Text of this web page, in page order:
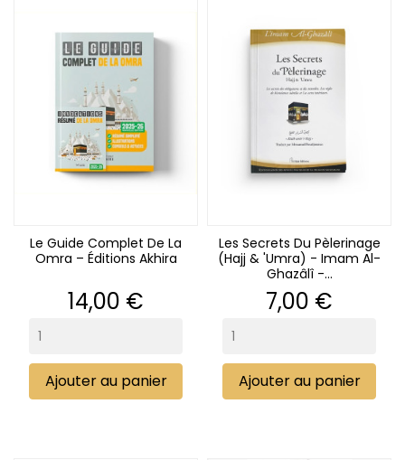
Le Guide Complet De La
Omra – Éditions Akhira
Prix
14,00 €
Ajouter au panier
Les Secrets Du Pèlerinage
(Hajj & 'Umra) - Imam Al-
Ghazâlî -...
Prix
7,00 €
Ajouter au panier